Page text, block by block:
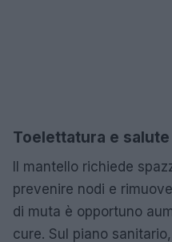
Toelettatura e salute
Il mantello richiede
prevenire nodi e
di muta è opportuno
cure. Sul piano